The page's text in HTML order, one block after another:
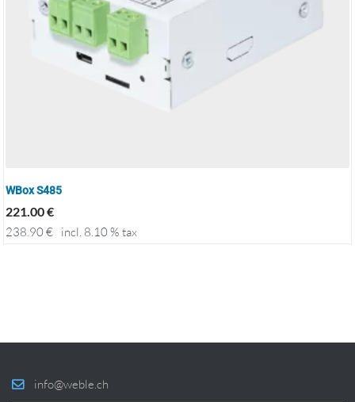
WBox S485
221.00€
238.90€ incl. 8.10 % tax
info@weble.ch